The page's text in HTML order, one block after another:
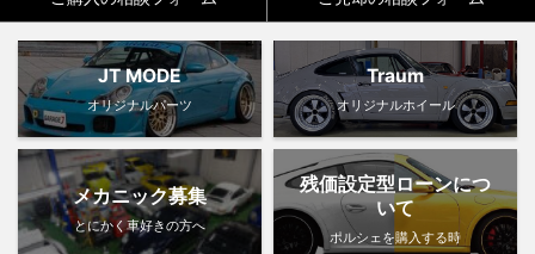
JT MODE
オリジナルパーツ
Traum
オリジナルホイール
メカニック募集
とにかく車好きの方へ
残価設定型ローンにつ
いて
ポルシェを購入する時